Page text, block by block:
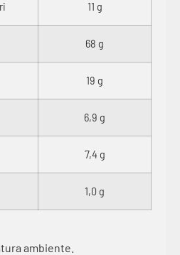
11 g
68 g
19 g
6,9 g
7,4 g
1,0 g
ambiente.